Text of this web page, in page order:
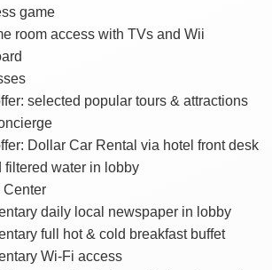
game
room access with TVs and Wii
selected popular tours & attractions
Dollar Car Rental via hotel front desk
filtered water in lobby
Center
daily local newspaper in lobby
full hot & cold breakfast buffet
Wi-Fi access